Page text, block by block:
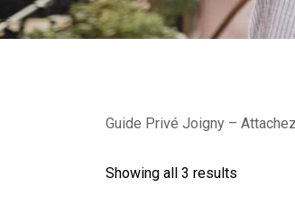
Guide Privé Joigny –
Showing all 3 results